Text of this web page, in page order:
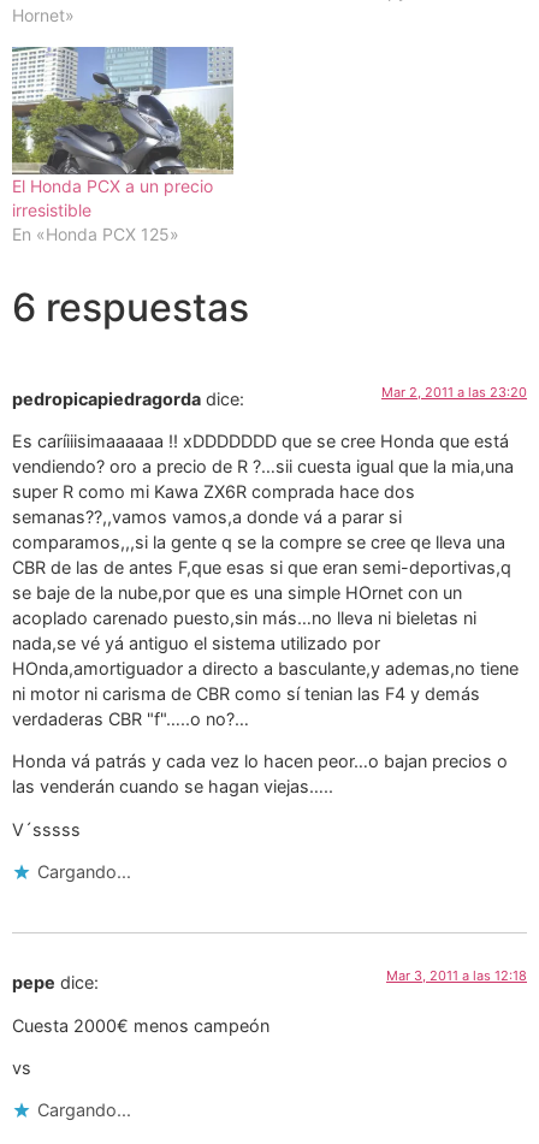
Hornet»
El Honda PCX a un precio
irresistible
En «Honda PCX 125»
6 respuestas
pedropicapiedragorda dice: Mar 2, 2011 a las 23:20
Es caríiiisimaaaaaa !! xDDDDDDD que se cree Honda que está
vendiendo? oro a precio de R ?…sii cuesta igual que la mia,una
super R como mi Kawa ZX6R comprada hace dos
semanas??,,vamos vamos,a donde vá a parar si
comparamos,,,si la gente q se la compre se cree qe lleva una
CBR de las de antes F,que esas si que eran semi-deportivas,q
se baje de la nube,por que es una simple HOrnet con un
acoplado carenado puesto,sin más…no lleva ni bieletas ni
nada,se vé yá antiguo el sistema utilizado por
HOnda,amortiguador a directo a basculante,y ademas,no tiene
ni motor ni carisma de CBR como sí tenian las F4 y demás
verdaderas CBR "f"…..o no?…
Honda vá patrás y cada vez lo hacen peor…o bajan precios o
las venderán cuando se hagan viejas…..
V´sssss
Cargando...
pepe dice: Mar 3, 2011 a las 12:18
Cuesta 2000€ menos campeón
vs
Cargando...